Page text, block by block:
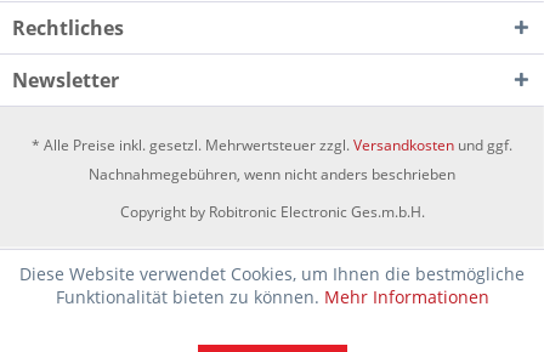
Rechtliches
Newsletter
* Alle Preise inkl. gesetzl. Mehrwertsteuer zzgl.Versandkosten und ggf.
Nachnahmegebühren, wenn nicht anders beschrieben
Copyright by Robitronic Electronic Ges.m.b.H.
Diese Website verwendet Cookies, um Ihnen die bestmögliche
Funktionalität bieten zu können. Mehr Informationen